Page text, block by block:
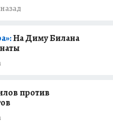
На Диму Билана
против